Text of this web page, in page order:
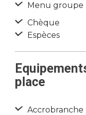
Menu groupe
Chèque
Espèces
place
Accrobranche